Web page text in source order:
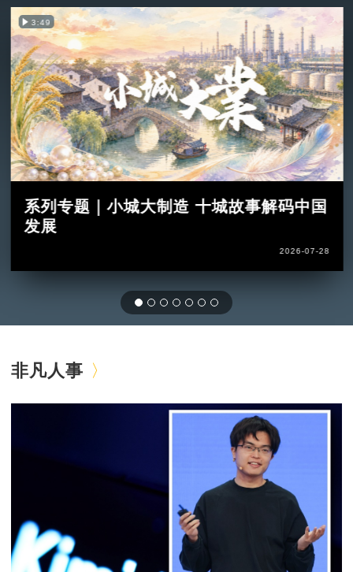
3:49
系列专题｜小城大制造 十城故事解码中国
发展
2026-07-28
非凡人事